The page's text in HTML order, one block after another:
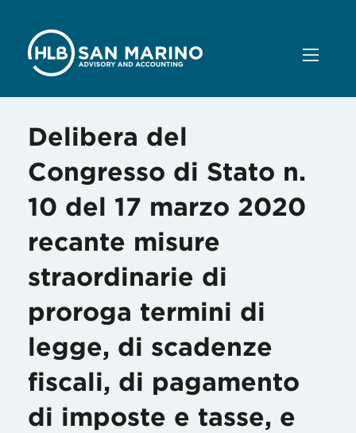
Delibera del
Congresso di Stato n.
10 del 17 marzo 2020
recante misure
straordinarie di
proroga termini di
legge, di scadenze
fiscali, di pagamento
di imposte e tasse, e